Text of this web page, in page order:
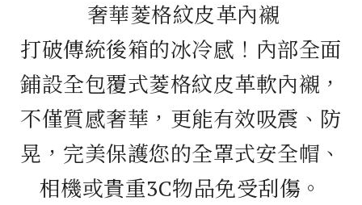
奢華菱格紋皮革內襯
打破傳統後箱的冰冷感！內部全面
鋪設全包覆式菱格紋皮革軟內襯，
不僅質感奢華，更能有效吸震、防
晃，完美保護您的全罩式安全帽、
相機或貴重3C物品免受刮傷。